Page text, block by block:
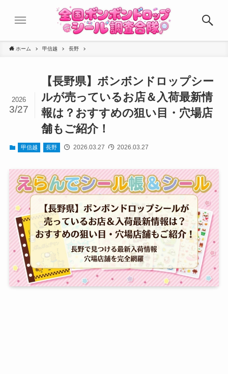
ホーム 甲信越 長野
【長野県】ボンボンドロップシー
ルが売っているお店＆入荷最新情
報は？おすすめの狙い目・穴場店
舗もご紹介！
2026
3/27
甲信越 長野 2026.03.27 2026.03.27